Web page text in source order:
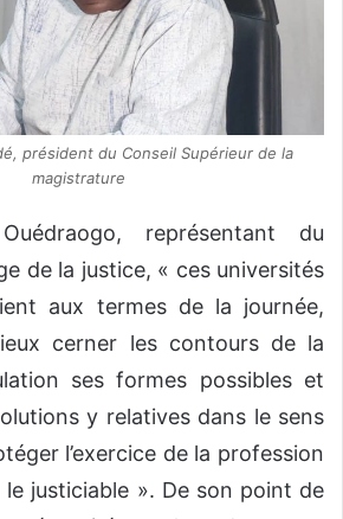
président du Conseil Supérieur de la
magistrature
représentant du
de la justice, « ces universités
aux termes de la journée,
cerner les contours de la
ses formes possibles et
y relatives dans le sens
l’exercice de la profession
le justiciable ». De son point de